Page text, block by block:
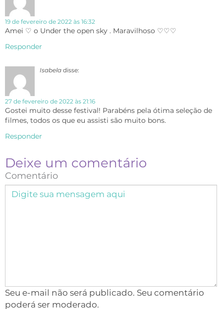
19 de fevereiro de 2022 às 16:32
Amei ♡ o Under the open sky . Maravilhoso ♡♡♡
Responder
Isabela disse:
27 de fevereiro de 2022 às 21:16
Gostei muito desse festival! Parabéns pela ótima seleção de
filmes, todos os que eu assisti são muito bons.
Responder
Deixe um comentário
Comentário
Seu e-mail não será publicado. Seu comentário
poderá ser moderado.